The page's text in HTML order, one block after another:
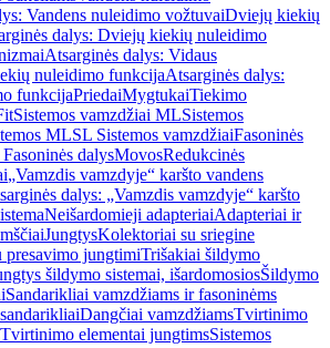
Vandens nuleidimo vožtuvaiDviejų kiekių
dalys: Dviejų kiekių nuleidimo
Atsarginės dalys: Vidaus
nuleidimo funkcijaAtsarginės dalys:
funkcijaPriedaiMygtukaiTiekimo
Sistemos vamzdžiai MLSistemos
MLSL Sistemos vamzdžiaiFasoninės
dalysMovosRedukcinės
„Vamzdis vamzdyje“ karšto vandens
dalys: „Vamzdis vamzdyje“ karšto
Neišardomieji adapteriaiAdapteriai ir
JungtysKolektoriai su sriegine
presavimo jungtimiTrišakiai šildymo
šildymo sistemai, išardomosiosŠildymo
Sandarikliai vamzdžiams ir fasoninėms
Dangčiai vamzdžiamsTvirtinimo
Tvirtinimo elementai jungtimsSistemos